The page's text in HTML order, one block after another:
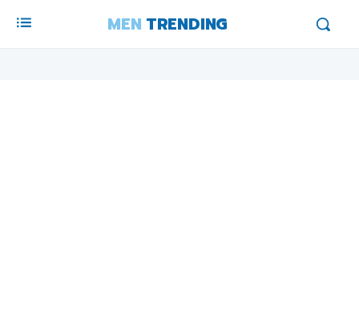
MEN TRENDING